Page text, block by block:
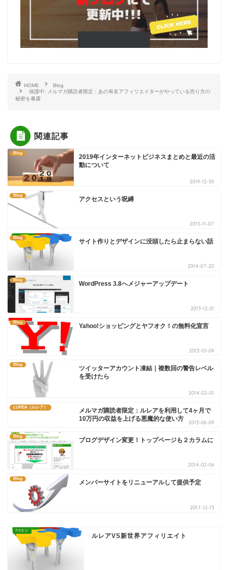
HOME
Blog
保護中: メルマガ購読者限定：あの有名アフィリエイターがやっている売り方の
秘密を暴露
関連記事
Blog
2019年インターネットビジネスまとめと最近の活
動について
2019-12-30
Blog
アクセスという呪縛
2013-11-07
Blog
サイト作りとデザインに没頭したら止まらない話
2014-07-20
Blog
WordPress 3.8へメジャーアップデート
2013-12-21
Blog
Yahoo!ショッピングとヤフオク！の無料化宣言
2013-10-09
Blog
ツイッターアカウント凍結｜複数回の警告レベル
を受けたら
2014-02-01
LUREA（ルレア）
メルマガ購読者限定：ルレアを利用して4ヶ月で
10万円の収益を上げる悪魔的な使い方
2013-06-09
Blog
ブログデザイン変更！トップページも２カラムに
2014-02-06
Blog
メンバーサイトをリニューアルして提供予定
2017-12-13
ルレアVS新世界アフィリエイト